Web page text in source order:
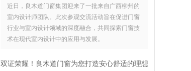
近日，良木道门窗集团迎来了一批来自广西柳州的
室内设计师团队。此次参观交流活动旨在促进门窗
行业与室内设计领域的深度融合，共同探索门窗技
术在现代室内设计中的应用与发展。
双证荣耀！良木道门窗为您打造安心舒适的理想